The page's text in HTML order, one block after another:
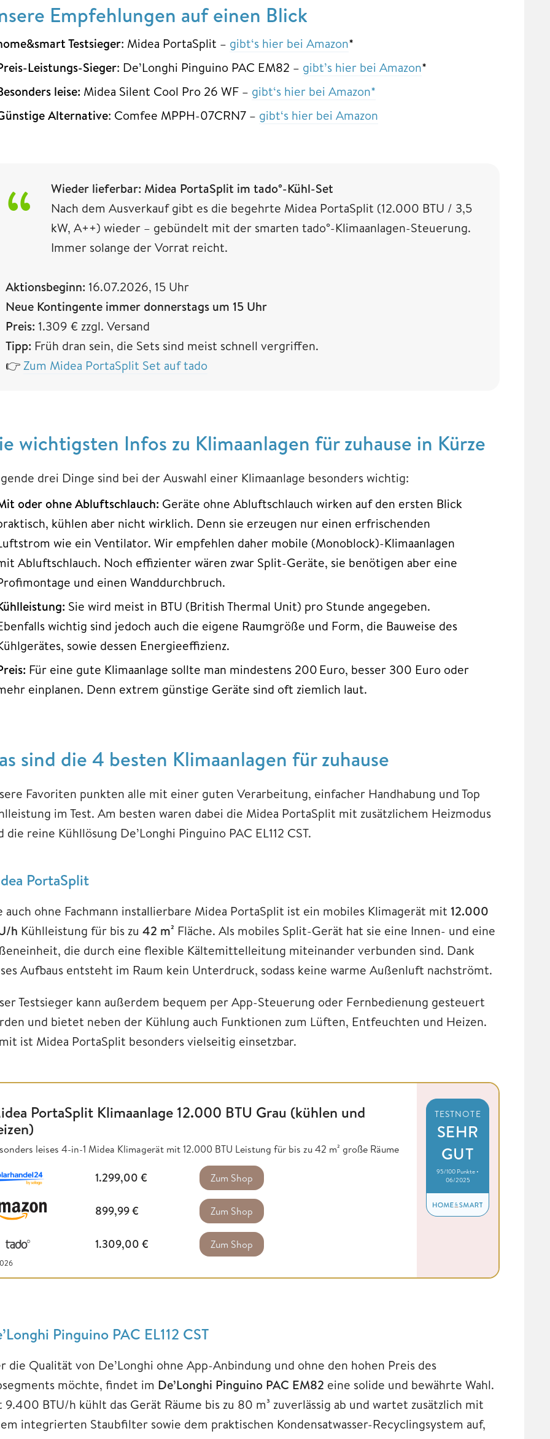
Empfehlungen auf einen Blick
Testsieger: Midea PortaSplit – gibt‘s hier bei Amazon*
Leistungs-Sieger: De’Longhi Pinguino PAC EM82 – gibt’s hier bei Amazon*
leise: Midea Silent Cool Pro 26 WF – gibt‘s hier bei Amazon*
Alternative: Comfee MPPH-07CRN7 – gibt‘s hier bei Amazon
Wieder lieferbar: Midea PortaSplit im tado°-Kühl-Set
Nach dem Ausverkauf gibt es die begehrte Midea PortaSplit (12.000 BTU / 3,5
kW, A++) wieder – gebündelt mit der smarten tado°-Klimaanlagen-Steuerung.
Immer solange der Vorrat reicht.
Aktionsbeginn: 16.07.2026, 15 Uhr
Neue Kontingente immer donnerstags um 15 Uhr
Preis: 1.309 € zzgl. Versand
Tipp: Früh dran sein, die Sets sind meist schnell vergriffen.
👉Zum Midea PortaSplit Set auf tado
wichtigsten Infos zu Klimaanlagen für zuhause in Kürze
drei Dinge sind bei der Auswahl einer Klimaanlage besonders wichtig:
oder ohne Abluftschlauch: Geräte ohne Abluftschlauch wirken auf den ersten Blick
kühlen aber nicht wirklich. Denn sie erzeugen nur einen erfrischenden
wie ein Ventilator. Wir empfehlen daher mobile (Monoblock)-Klimaanlagen
Abluftschlauch. Noch effizienter wären zwar Split-Geräte, sie benötigen aber eine
und einen Wanddurchbruch.
Sie wird meist in BTU (British Thermal Unit) pro Stunde angegeben.
wichtig sind jedoch auch die eigene Raumgröße und Form, die Bauweise des
sowie dessen Energieeffizienz.
Für eine gute Klimaanlage sollte man mindestens 200 Euro, besser 300 Euro oder
einplanen. Denn extrem günstige Geräte sind oft ziemlich laut.
sind die 4 besten Klimaanlagen für zuhause
Favoriten punkten alle mit einer guten Verarbeitung, einfacher Handhabung und Top
im Test. Am besten waren dabei die Midea PortaSplit mit zusätzlichem Heizmodus
die reine Kühllösung De’Longhi Pinguino PAC EL112 CST.
PortaSplit
auch ohne Fachmann installierbare Midea PortaSplit ist ein mobiles Klimagerät mit 12.000
h Kühlleistung für bis zu 42 m² Fläche. Als mobiles Split-Gerät hat sie eine Innen- und eine
die durch eine flexible Kältemittelleitung miteinander verbunden sind. Dank
Aufbaus entsteht im Raum kein Unterdruck, sodass keine warme Außenluft nachströmt.
Testsieger kann außerdem bequem per App-Steuerung oder Fernbedienung gesteuert
und bietet neben der Kühlung auch Funktionen zum Lüften, Entfeuchten und Heizen.
ist Midea PortaSplit besonders vielseitig einsetzbar.
PortaSplit Klimaanlage 12.000 BTU Grau (kühlen und
leises 4-in-1 Midea Klimagerät mit 12.000 BTU Leistung für bis zu 42 m² große Räume
1.299,00 € Zum Shop
899,99€ Zum Shop
1.309,00 € Zum Shop
TESTNOTE
SEHR
GUT
95/100 Punkte •
06/2025
Pinguino PAC EL112 CST
die Qualität von De’Longhi ohne App-Anbindung und ohne den hohen Preis des
möchte, findet im De’Longhi Pinguino PAC EM82 eine solide und bewährte Wahl.
9.400 BTU/h kühlt das Gerät Räume bis zu 80 m³ zuverlässig ab und wartet zusätzlich mit
integrierten Staubfilter sowie dem praktischen Kondensatwasser-Recyclingsystem auf,